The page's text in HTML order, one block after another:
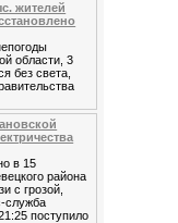
жителей
области, 3
без света,
в 15
района
с грозой,
служба
поступило